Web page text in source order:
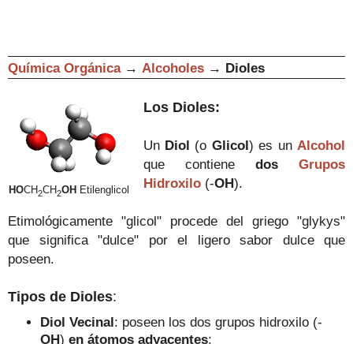
Química Orgánica→ Alcoholes → Dioles
HOCH2CH2OH Etilenglicol
Los Dioles:
Un Diol (o Glicol ) es un Alcohol
que contiene dosGrupos
Hidroxilo(-OH).
Etimológicamente "glicol" procede del griego "glykys"
que significa "dulce" por el ligero sabor dulce que
poseen.
Tipos de Dioles:
Diol Vecinal: poseen los dos grupos hidroxilo (-
OH)en átomos adyacentes: